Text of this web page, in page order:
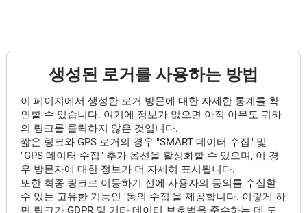
생성된 로거를 사용하는 방법
이 페이지에서 생성한 로거 방문에 대한 자세한 통계를 확
인할 수 있습니다. 여기에 정보가 없으면 아직 아무도 귀하
의 링크를 클릭하지 않은 것입니다.
짧은 링크와 GPS 로거의 경우 "SMART 데이터 수집" 및
"GPS 데이터 수집" 추가 옵션을 활성화할 수 있으며, 이 경
우 방문자에 대한 정보가 더 자세히 표시됩니다.
또한 최종 링크로 이동하기 전에 사용자의 동의를 수집할
수 있는 고유한 기능인 '동의 수집'을 제공합니다. 이렇게 하
면 링크가 GDPR 및 기타 데이터 보호법을 준수하는 데 도